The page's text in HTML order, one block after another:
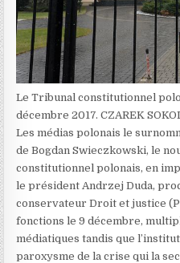
Le Tribunal constitutionnel
décembre 2017.CZAREK
Les médias polonais le
de Bogdan Swieczkowski, le
constitutionnel polonais, en
le président Andrzej Duda,
conservateur Droit et justice
fonctions le 9 décembre,
médiatiques tandis que
paroxysme de la crise qui la